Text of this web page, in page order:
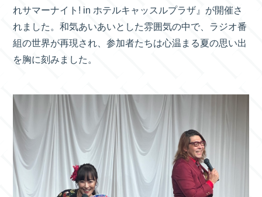
れサマーナイト! in ホテルキャッスルプラザ』が開催さ
れました。和気あいあいとした雰囲気の中で、ラジオ番
組の世界が再現され、参加者たちは心温まる夏の思い出
を胸に刻みました。